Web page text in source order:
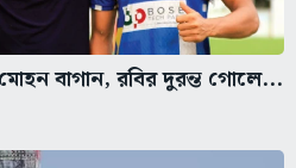
বাগান, রবির দুরন্ত গোলে...